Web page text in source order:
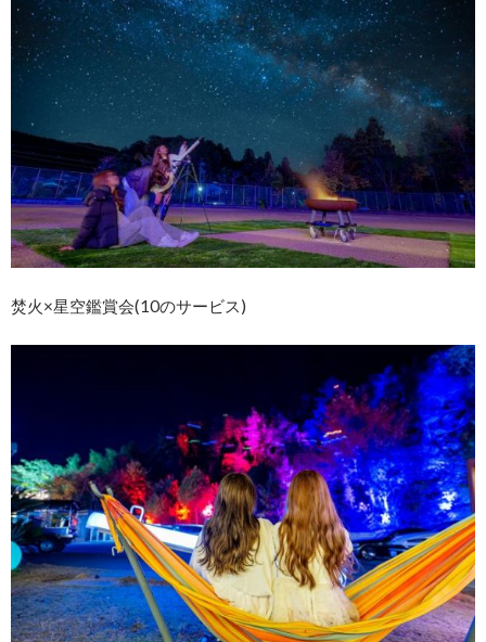
焚火×星空鑑賞会(10のサービス)